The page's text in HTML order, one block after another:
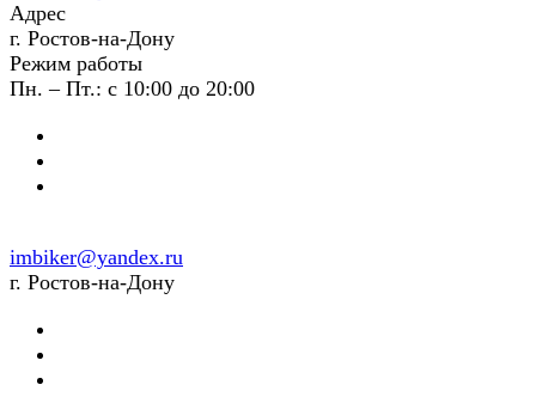
Адрес
г. Ростов-на-Дону
Режим работы
Пн. – Пт.: с 10:00 до 20:00
imbiker@yandex.ru
г. Ростов-на-Дону